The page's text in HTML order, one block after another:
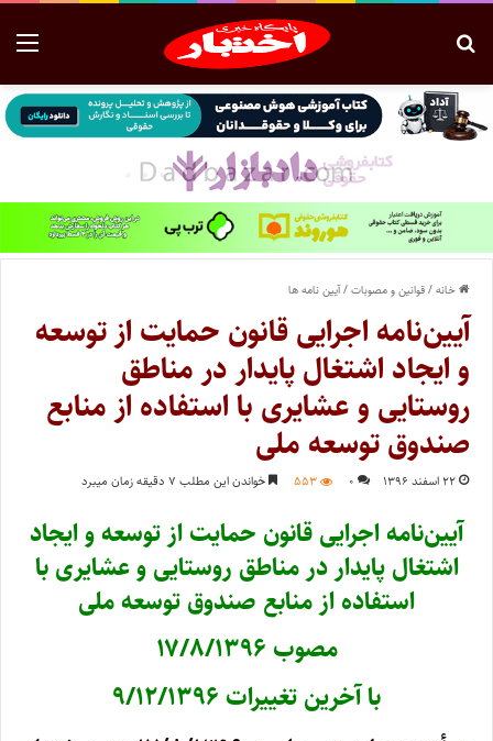
خانه/قوانین و مصوبات/آیین نامه ها
آیین‌نامه اجرایی قانون حمایت از توسعه
و ایجاد اشتغال پایدار در مناطق
روستایی و عشایری با استفاده از منابع
صندوق توسعه ملی
۲۲ اسفند ۱۳۹۶ ۰ ۵۵۳ خواندن این مطلب ۷ دقیقه زمان میبرد
آیین‌نامه اجرایی قانون حمایت از توسعه و ایجاد
اشتغال پایدار در مناطق روستایی و عشایری با
استفاده از منابع صندوق توسعه ملی
مصوب ۱۷/۸/۱۳۹۶
با آخرین تغییرات ۹/۱۲/۱۳۹۶